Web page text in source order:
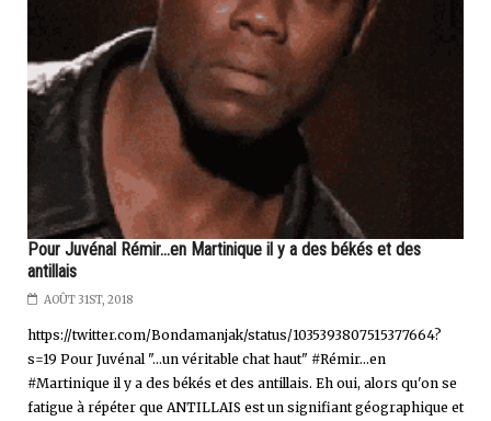
Pour Juvénal Rémir...en Martinique il y a des békés et des
antillais
AOÛT 31ST, 2018
https://twitter.com/Bondamanjak/status/1035393807515377664?
s=19 Pour Juvénal "...un véritable chat haut" #Rémir...en
#Martinique il y a des békés et des antillais. Eh oui, alors qu'on se
fatigue à répéter que ANTILLAIS est un signifiant géographique et